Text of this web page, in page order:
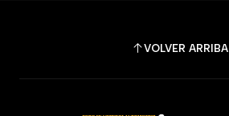
VOLVER ARRIBA